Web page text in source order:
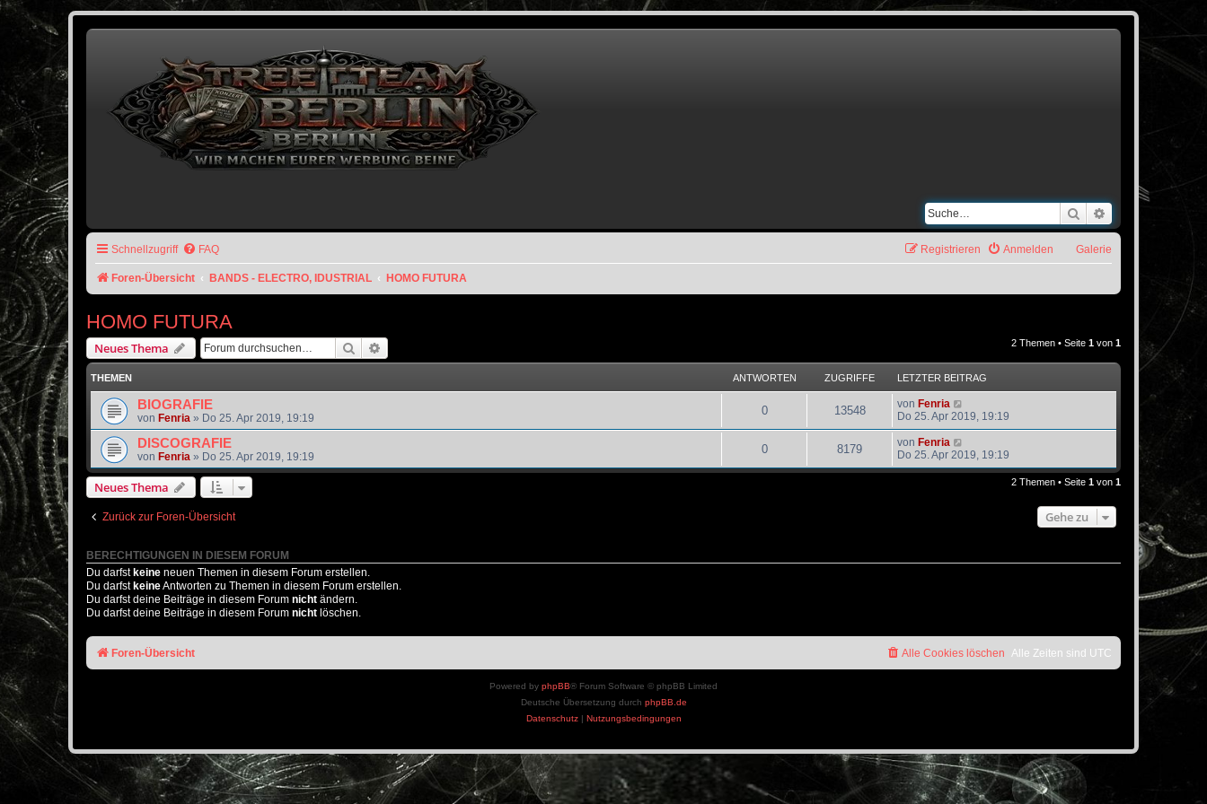
Suche
Schnellzugriff Galerie
FAQ Anmelden
Registrieren
Foren-Übersicht BANDS - ELECTRO, IDUSTRIAL HOMO FUTURA
HOMO FUTURA
Neues Thema Suche 2 Themen • Seite 1 von 1
THEMEN ANTWORTEN ZUGRIFFE LETZTER BEITRAG
BIOGRAFIE
von Fenria » Do 25. Apr 2019, 19:19
0 13548 von Fenria
Do 25. Apr 2019, 19:19
DISCOGRAFIE
von Fenria » Do 25. Apr 2019, 19:19
0 8179 von Fenria
Do 25. Apr 2019, 19:19
Neues Thema 2 Themen • Seite 1 von 1
Zurück zur Foren-Übersicht Gehe zu
BERECHTIGUNGEN IN DIESEM FORUM
Du darfst keine neuen Themen in diesem Forum erstellen.
Du darfst keineAntworten zu Themen in diesem Forum erstellen.
Du darfst deine Beiträge in diesem Forum nicht ändern.
Du darfst deine Beiträge in diesem Forum nicht löschen.
Foren-Übersicht Alle Zeiten sind UTC
Alle Cookies löschen
Powered by phpBB® Forum Software © phpBB Limited
Deutsche Übersetzung durch phpBB.de
Datenschutz| Nutzungsbedingungen